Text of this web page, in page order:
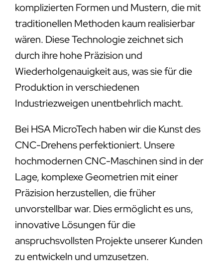
komplizierten Formen und Mustern, die mit
traditionellen Methoden kaum realisierbar
wären. Diese Technologie zeichnet sich
durch ihre hohe Präzision und
Wiederholgenauigkeit aus, was sie für die
Produktion in verschiedenen
Industriezweigen unentbehrlich macht.
Bei HSA MicroTech haben wir die Kunst des
CNC-Drehens perfektioniert. Unsere
hochmodernen CNC-Maschinen sind in der
Lage, komplexe Geometrien mit einer
Präzision herzustellen, die früher
unvorstellbar war. Dies ermöglicht es uns,
innovative Lösungen für die
anspruchsvollsten Projekte unserer Kunden
zu entwickeln und umzusetzen.